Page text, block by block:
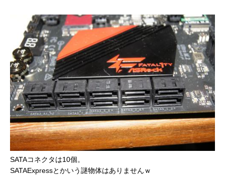
SATAコネクタは10個。
SATAExpressとかいう謎物体はありませんｗ